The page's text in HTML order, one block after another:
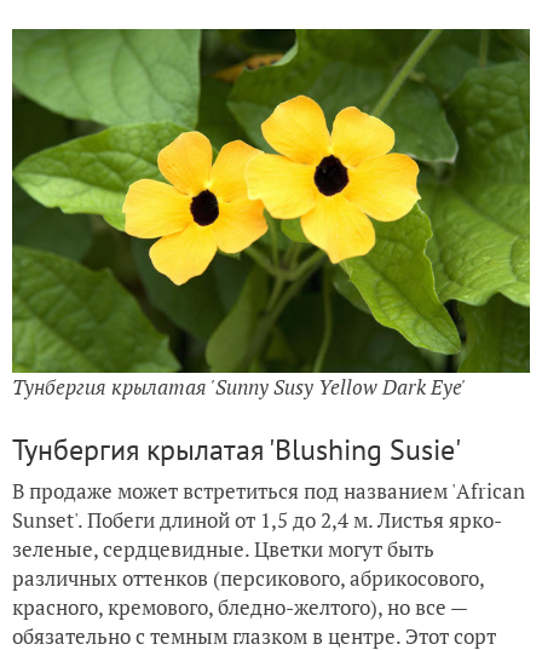
Тунбергия крылатая 'Sunny Susy Yellow Dark Eye'
Тунбергия крылатая 'Blushing Susie'
В продаже может встретиться под названием 'African
Sunset'. Побеги длиной от 1,5 до 2,4 м. Листья ярко-
зеленые, сердцевидные. Цветки могут быть
различных оттенков (персикового, абрикосового,
красного, кремового, бледно-желтого), но все —
обязательно с темным глазком в центре. Этот сорт